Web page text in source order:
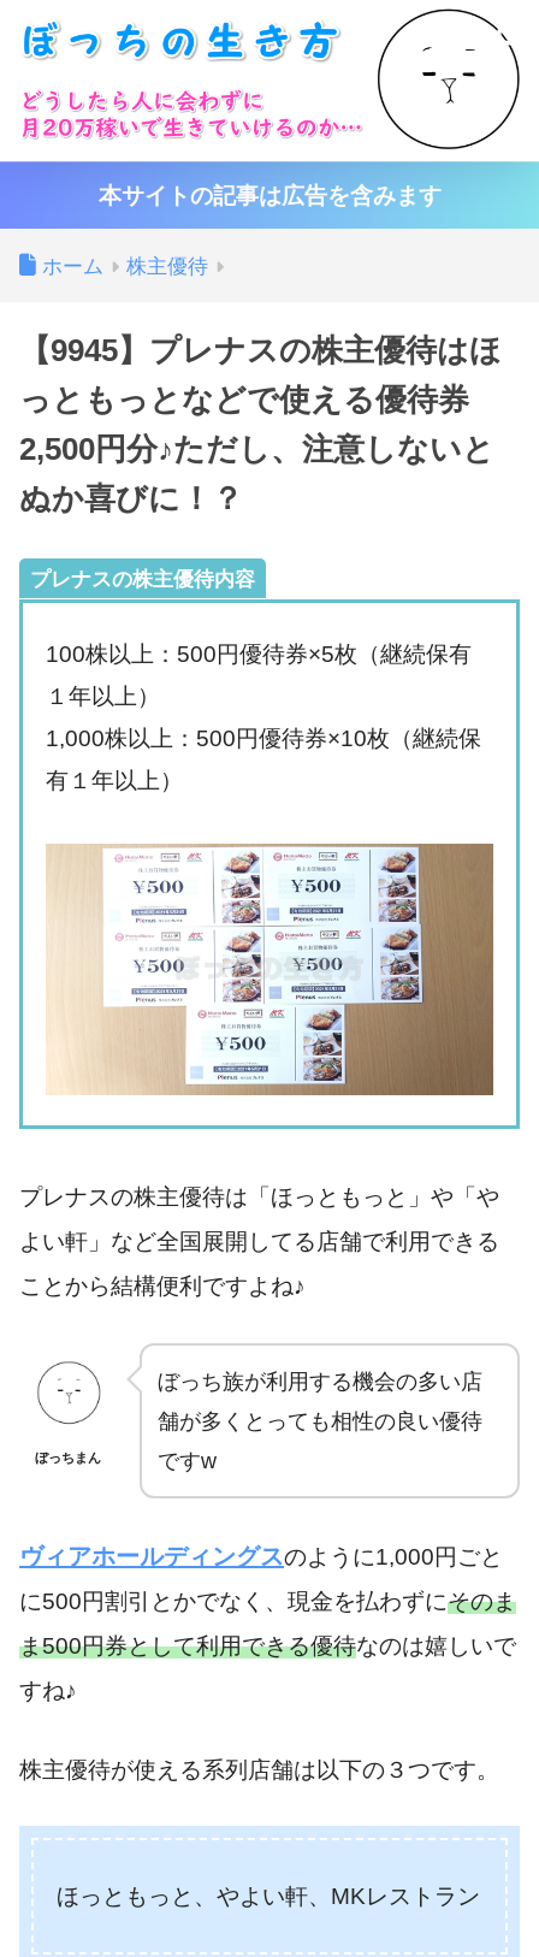
本サイトの記事は広告を含みます
ホーム 株主優待
【9945】プレナスの株主優待はほ
っともっとなどで使える優待券
2,500円分♪ただし、注意しないと
ぬか喜びに！？
プレナスの株主優待内容
100株以上：500円優待券×5枚（継続保有
１年以上）
1,000株以上：500円優待券×10枚（継続保
有１年以上）
プレナスの株主優待は「ほっともっと」や「や
よい軒」など全国展開してる店舗で利用できる
ことから結構便利ですよね♪
ぼっちまん
ぼっち族が利用する機会の多い店
舗が多くとっても相性の良い優待
ですw
ヴィアホールディングスのように1,000円ごと
に500円割引とかでなく、現金を払わずにそのま
ま500円券として利用できる優待なのは嬉しいで
すね♪
株主優待が使える系列店舗は以下の３つです。
ほっともっと、やよい軒、MKレストラン